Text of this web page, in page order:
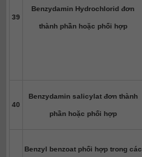
39
Benzydamin Hydrochlorid đơn
thành phần hoặc phối hợp
40
Benzydamin salicylat đơn thành
phần hoặc phối hợp
Benzyl benzoat phối hợp trong các